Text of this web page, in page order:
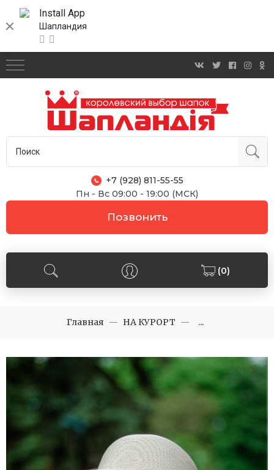
Install App
Шапландия
+7 (928) 811-55-55
Пн - Вс 09:00 - 19:00 (МСК)
Позвонить
(0)
Главная НА КУРОРТ ...